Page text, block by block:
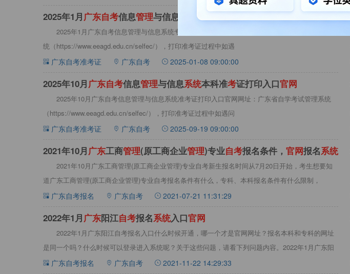
​2025年1月广东自考信息管理与信息 本科准考证打印入口官网
2025年1月广东自考信息管理与信息系统专业准考证打印入口官网网址：广东省自学考试管理系
统（https://www.eeagd.edu.cn/selfec/），打印准考证过程中如遇
广东自考准考证 广东自考 2025-01-08 09:00:00
​2025年10月广东自考信息管理与信息系统本科准考证打印入口官网
2025年10月广东自考信息管理与信息系统准考证打印入口官网网址：广东省自学考试管理系统
（https://www.eeagd.edu.cn/selfec/），打印准考证过程中如遇问
广东自考准考证 广东自考 2025-09-19 09:00:00
2021年10月广东工商管理(原工商企业管理)专业自考报名条件， 官网报名系统
址是哪个
2021年10月广东工商管理(原工商企业管理)专业自考新生报名时间从7月20日开始，考生想要知
道广东工商管理(原工商企业管理)专业自考报名条件有什么，专科、本科报名条件有什么限制，
广东自考报名 广东自考 2021-07-21 11:31:29
​2022年1月广东阳江自考报名系统入口官网
2022年1月广东阳江自考报名入口什么时候开通，哪一个才是官网网址？报名本科和专科的网址
是同一个吗？什么时候可以登录进入系统呢？关于这些问题，请看下列问题内容。2022年1月广东阳
广东自考报名 广东自考 2021-11-22 14:29:33